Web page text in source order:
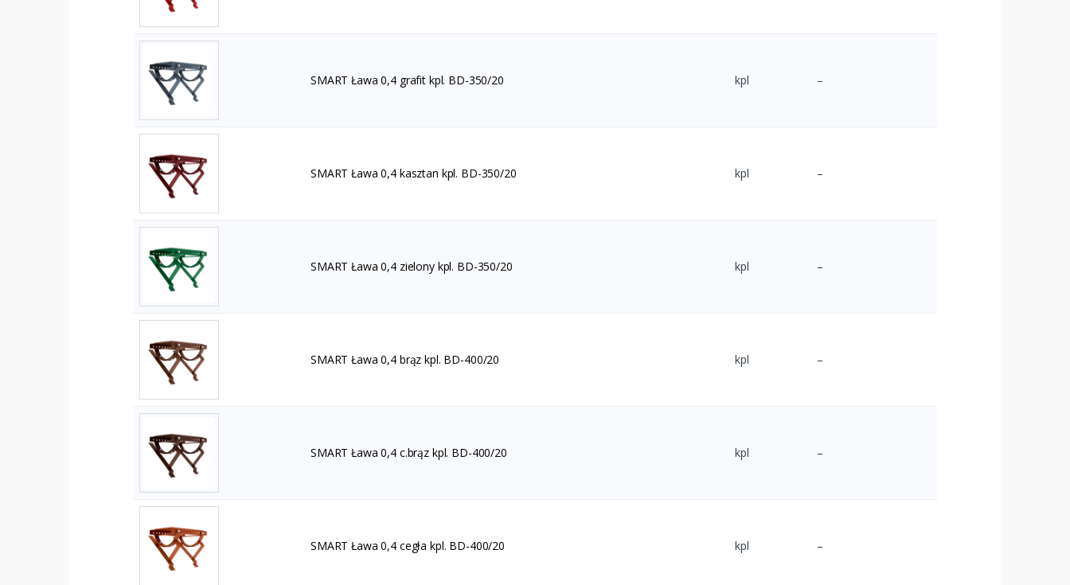
SMART Ława 0,4 grafit kpl. BD-350/20 kpl –
SMART Ława 0,4 kasztan kpl. BD-350/20 kpl –
SMART Ława 0,4 zielony kpl. BD-350/20 kpl –
SMART Ława 0,4 brąz kpl. BD-400/20 kpl –
SMART Ława 0,4 c.brąz kpl. BD-400/20 kpl –
SMART Ława 0,4 cegła kpl. BD-400/20 kpl –